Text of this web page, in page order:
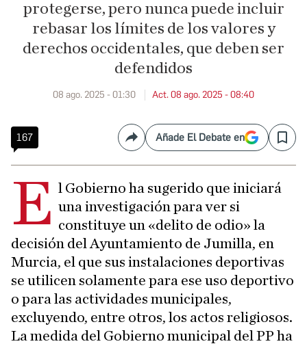
protegerse, pero nunca puede incluir
rebasar los límites de los valores y
derechos occidentales, que deben ser
defendidos
08 ago. 2025 - 01:30 Act. 08 ago. 2025 - 08:40
167 CompartirAñade El Debate en Save
E l Gobierno ha sugerido que iniciará
una investigación para ver si
constituye un «delito de odio» la
decisión del Ayuntamiento de Jumilla, en
Murcia, el que sus instalaciones deportivas
se utilicen solamente para ese uso deportivo
o para las actividades municipales,
excluyendo, entre otros, los actos religiosos.
La medida del Gobierno municipal del PP ha